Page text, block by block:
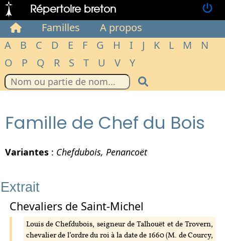
Répertoire breton
Familles
A propos
A
B C D E F G H I J K L M
N
O
P Q R S T U V Y
Famille de Chef du Bois
Variantes : Chefdubois, Penancoët
Extrait
Chevaliers de Saint-Michel
Louis de Chefdubois, seigneur de Talhouët et de Trovern,
chevalier de l’ordre du roi à la date de 1660 (M. de Courcy,